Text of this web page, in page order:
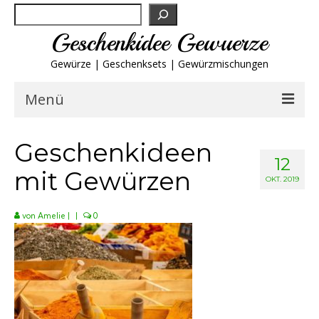
Geschenkidee Gewuerze
Gewürze | Geschenksets | Gewürzmischungen
Menü
Gewürze von A-Z
Gewürzgläser
Gewürzregal
Grillgewürze
12
OKT. 2019
Geschenkideen
mit Gewürzen
von Amelie | | 0